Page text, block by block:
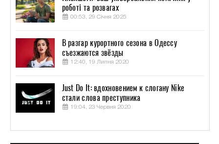
роботі та розвагах
00:53, 29 Січня 2025
В разгар курортного сезона в Одессу
съезжаются звёзды
12:40, 19 Липня 2020
Just Do It: вдохновением к слогану Nike
стали слова преступника
19:04, 23 Червня 2020